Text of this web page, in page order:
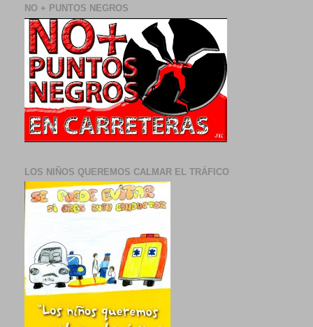
NO + PUNTOS NEGROS
LOS NIÑOS QUEREMOS CALMAR EL TRÁFICO